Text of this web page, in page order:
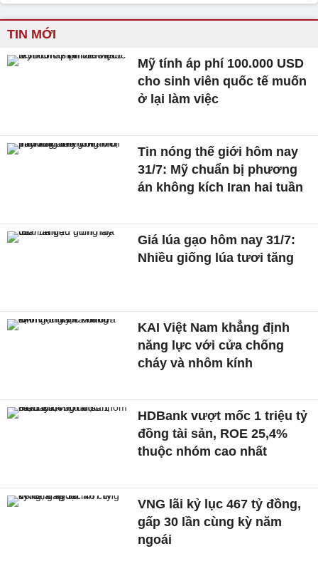
TIN MỚI
Mỹ tính áp phí 100.000 USD
cho sinh viên quốc tế muốn
ở lại làm việc
Tin nóng thế giới hôm nay
31/7: Mỹ chuẩn bị phương
án không kích Iran hai tuần
Giá lúa gạo hôm nay 31/7:
Nhiều giống lúa tươi tăng
KAI Việt Nam khẳng định
năng lực với cửa chống
cháy và nhôm kính
HDBank vượt mốc 1 triệu tỷ
đồng tài sản, ROE 25,4%
thuộc nhóm cao nhất
VNG lãi kỷ lục 467 tỷ đồng,
gấp 30 lần cùng kỳ năm
ngoái